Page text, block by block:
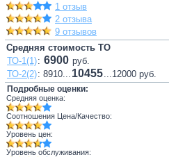
1 отзыв
2 отзыва
9 отзывов
Средняя стоимость ТО
ТО-1(1): 6900 руб.
ТО-2(2): 8910... 10455...12000 руб.
Подробные оценки:
Средняя оценка:
Соотношения Цена/Качество:
Уровень цен:
Уровень обслуживания: